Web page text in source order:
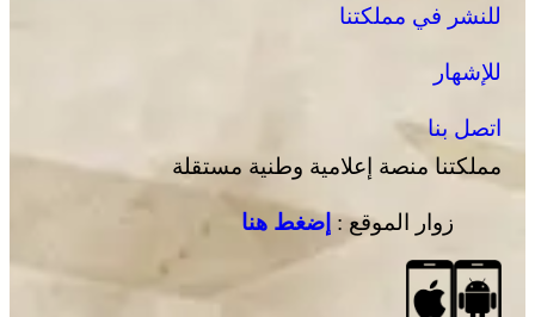
للنشر في مملكتنا
للإشهار
اتصل بنا
مملكتنا منصة إعلامية وطنية مستقلة
زوار الموقع : إضغط هنا